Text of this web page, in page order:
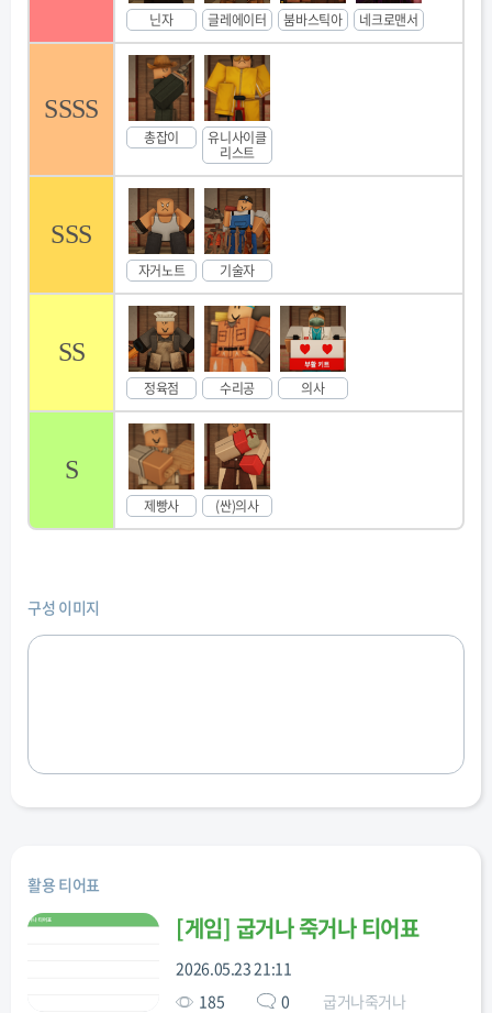
닌자 글레에이터 붐바스틱아 네크로맨서
SSSS
총잡이 유니사이클
리스트
SSS
자거노트 기술자
SS
정육점 수리공 의사
S
제빵사 (싼)의사
구성 이미지
활용 티어표
[게임] 굽거나 죽거나 티어표
2026.05.23 21:11
185
0 굽거나죽거나